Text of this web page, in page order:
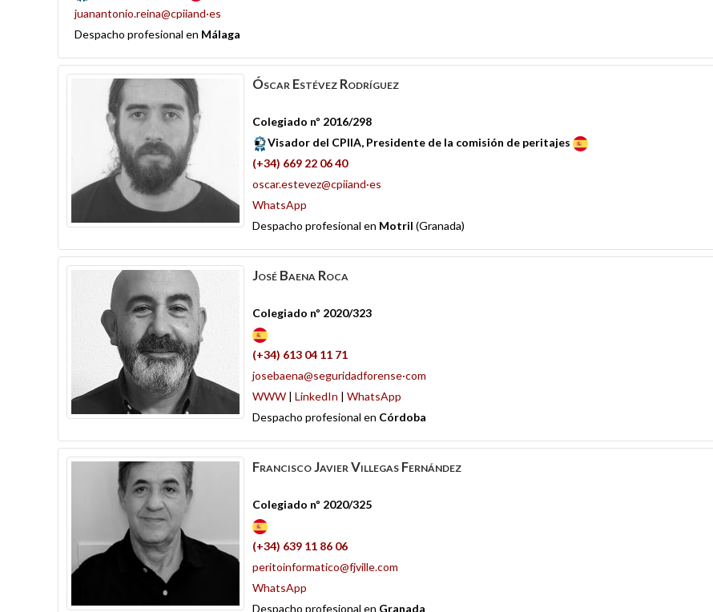
juanantonio.reina@cpiiand·es
Despacho profesional en Málaga
Óscar Estévez Rodríguez
Colegiado nº 2016/298
Visador del CPIIA, Presidente de la comisión de peritajes
(+34) 669 22 06 40
oscar.estevez@cpiiand·es
WhatsApp
Despacho profesional en Motril (Granada)
JoséBaena Roca
Colegiado nº 2020/323
(+34) 613 04 11 71
josebaena@seguridadforense·com
WWW | LinkedIn | WhatsApp
Despacho profesional en Córdoba
Francisco JavierVillegas Fernández
Colegiado nº 2020/325
(+34) 639 11 86 06
peritoinformatico@fjville.com
WhatsApp
Despacho profesional en Granada